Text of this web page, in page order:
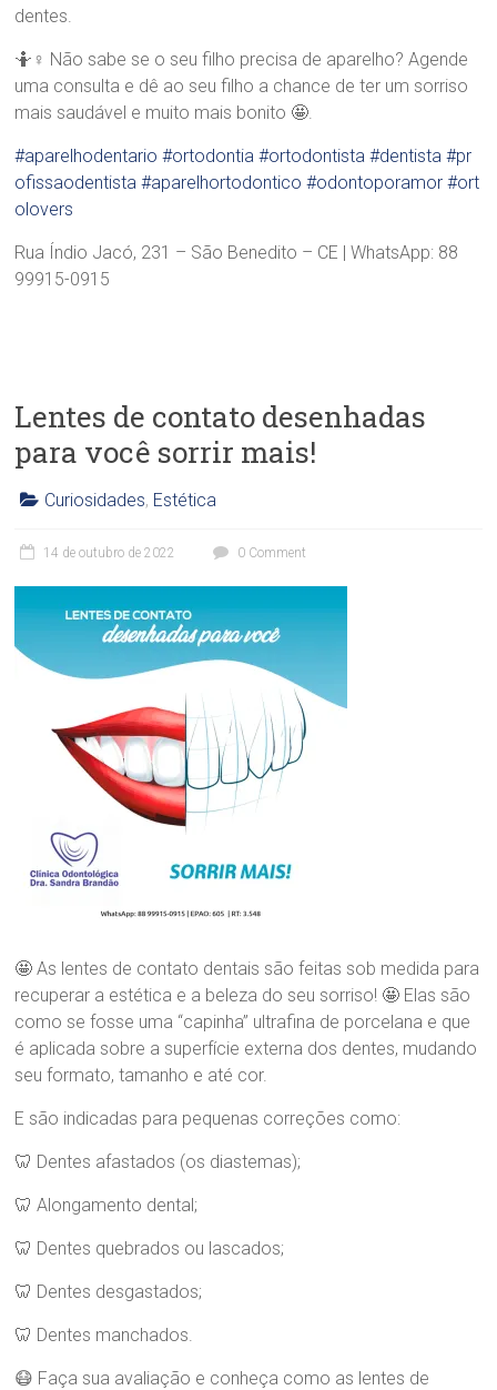
dentes.
🤷♀ Não sabe se o seu filho precisa de aparelho? Agende
uma consulta e dê ao seu filho a chance de ter um sorriso
mais saudável e muito mais bonito 🤩.
#aparelhodentario #ortodontia #ortodontista #dentista #pr
ofissaodentista #aparelhortodontico #odontoporamor #ort
olovers
Rua Índio Jacó, 231 – São Benedito – CE | WhatsApp: 88
99915-0915
Lentes de contato desenhadas
para você sorrir mais!
n
i
a
r
a
S
a
n
r
B
a
d
o
Curiosidades, Estética
14 de outubro de 2022 0 Comment
🤩 As lentes de contato dentais são feitas sob medida para
recuperar a estética e a beleza do seu sorriso! 🤩 Elas são
como se fosse uma “capinha” ultrafina de porcelana e que
é aplicada sobre a superfície externa dos dentes, mudando
seu formato, tamanho e até cor.
E são indicadas para pequenas correções como:
🦷 Dentes afastados (os diastemas);
🦷 Alongamento dental;
🦷 Dentes quebrados ou lascados;
🦷 Dentes desgastados;
🦷 Dentes manchados.
😷 Faça sua avaliação e conheça como as lentes de